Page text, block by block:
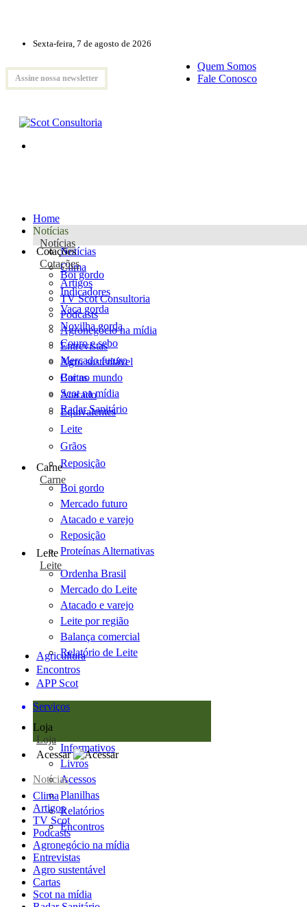
Sexta-feira, 7 de agosto de 2026
Assine nossa newsletter
Quem Somos
Fale Conosco
Home
Notícias
Notícias
Notícias
Clima
Artigos
TV Scot Consultoria
Podcasts
Agronegócio na mídia
Entrevistas
Agro sustentável
Cartas
Scot na mídia
Radar Sanitário
Cotações
Cotações
Boi gordo
Indicadores
Vaca gorda
Novilha gorda
Couro e sebo
Mercado futuro
Boi no mundo
Atacado
Equivalentes
Leite
Grãos
Reposição
Carne
Carne
Boi gordo
Mercado futuro
Atacado e varejo
Reposição
Proteínas Alternativas
Leite
Leite
Ordenha Brasil
Mercado do Leite
Atacado e varejo
Leite por região
Balança comercial
Relatório de Leite
Agricultura
Encontros
APP Scot
Serviços
Loja
Loja
Informativos
Livros
Acessos
Planilhas
Relatórios
Encontros
Acessar
Notícias
Clima
Artigos
TV Scot
Podcasts
Agronegócio na mídia
Entrevistas
Agro sustentável
Cartas
Scot na mídia